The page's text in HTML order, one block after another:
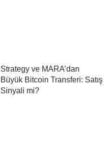
Strategy ve MARA’dan
Büyük Bitcoin Transferi: Satış
Sinyali mi?